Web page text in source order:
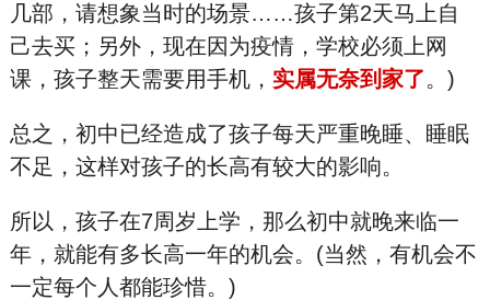
几部，请想象当时的场景……孩子第2天马上自
己去买；另外，现在因为疫情，学校必须上网
课，孩子整天需要用手机， 实属无奈到家了。)
总之，初中已经造成了孩子每天严重晚睡、睡眠
不足，这样对孩子的长高有较大的影响。
所以，孩子在7周岁上学，那么初中就晚来临一
年，就能有多长高一年的机会。(当然，有机会不
一定每个人都能珍惜。)